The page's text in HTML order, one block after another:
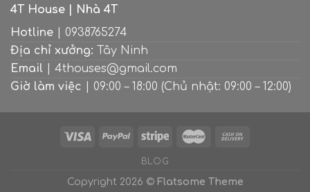
4T House | Nhà 4T
Hotline | 0938765274
Địa chỉ xưởng:
Tây Ninh
Email | 4thouses@gmail.com
Giờ làm việc | 09:00 – 18:00 (Chủ nhật: 09:00 – 12:00)
BLOG
Copyright 2026 © Flatsome Theme